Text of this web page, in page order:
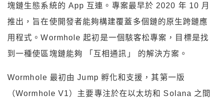
塊鏈⽣態系統的 App 互連。專案最早於 2020 年 10 月
推出，旨在使開發者能夠構建覆蓋多個鏈的原生跨鏈應
用程式。Wormhole 起初是一個駭客松專案，目標是找
到一種使區塊鏈能夠 「互相通訊」 的解決方案。
Wormhole 最初由 Jump 孵化和支援，其第一版
（Wormhole V1）主要專注於在以太坊和 Solana 之間